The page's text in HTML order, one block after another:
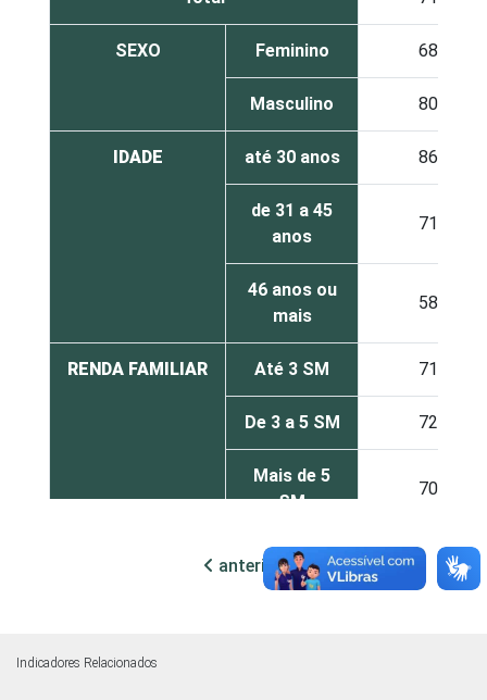
SEXO Feminino 68
Masculino 80
IDADE até 30 anos 86
de 31 a 45
anos
71
46 anos ou
mais
58
RENDA FAMILIAR Até 3 SM 71
De 3 a 5 SM 72
Mais de 5
SM
70
Até 3 SM 73
anterior próxima
Indicadores Relacionados